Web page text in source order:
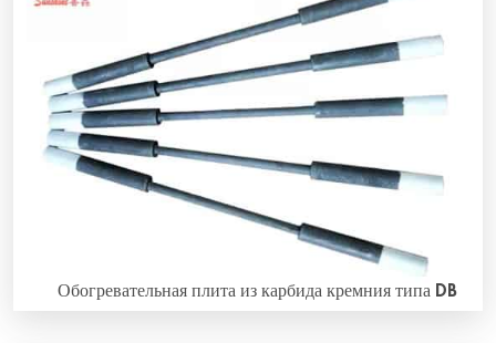
Обогревательная плита из карбида кремния типа DB